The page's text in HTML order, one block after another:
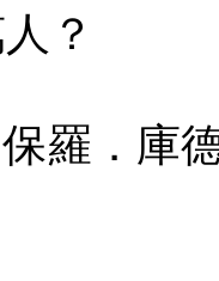
？
羅．庫